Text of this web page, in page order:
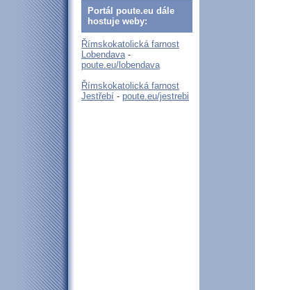
Portál poute.eu dále
hostuje weby:
Římskokatolická farnost
Lobendava-
poute.eu/lobendava
Římskokatolická farnost
Jestřebí - poute.eu/jestrebi